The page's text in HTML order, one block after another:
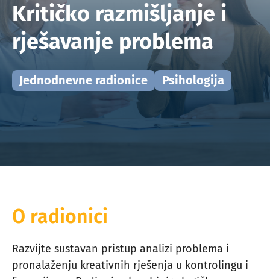
Kritičko razmišljanje i
rješavanje problema
Jednodnevne radionice Psihologija
O radionici
Razvijte sustavan pristup analizi problema i
pronalaženju kreativnih rješenja u kontrolingu i